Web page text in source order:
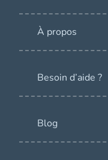
À propos
Besoin d’aide ?
Blog